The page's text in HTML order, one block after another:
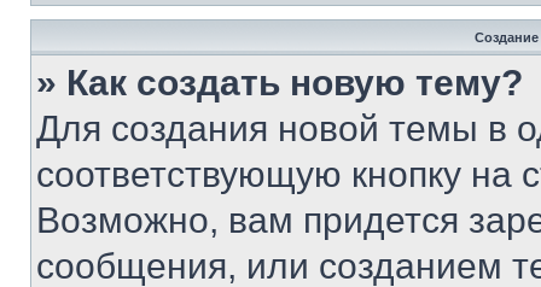
» Как создать новую тему?
Для создания новой темы в
соответствующую кнопку
Возможно, вам придется
сообщения, или созданием